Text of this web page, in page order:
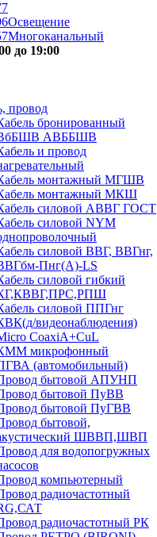
Освещение
Многоканальный
до 19:00
провод
бронированный
АВББШВ
и провод
монтажный МГШВ
монтажный МКШ
силовой АВВГ ГОСТ
силовой NYM
силовой ВВГ, ВВГнг,
Пнг(А)-LS
силовой гибкий
силовой ППГнг
видеонаблюдения)
CoaxiA+CuL
микрофонный
(автомобильный)
бытовой АПУНП
бытовой ПуВВ
бытовой ПуГВВ
бытовой,
ШВВП,ШВП
для водопогружных
компьютерный
радиочастотный
радиочастотный РК